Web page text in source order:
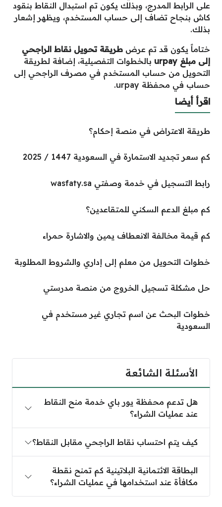
على الرابط المدرج، وبذلك يكون تم استبدال النقاط بنقود
كاش بنجاح تضاف إلى حساب المستخدم، ويظهر إشعار
بذلك.
ختاماً يكون قد تم عرض طريقة تحويل نقاط الراجحي
إلى مبلغ urpay بالخطوات التفصيلية، إضافة لطريقة
التحويل من حساب المستخدم في مصرف الراجحي إلى
حساب في محفظة urpay.
اقرأ أيضا
طريقة الاعتراض في منصة إحكام؟
كم سعر تجديد الاستمارة في السعودية 1447 / 2025
رابط التسجيل في خدمة وصفتي wasfaty.sa
كم مبلغ الدعم السكني للمتقاعدين؟
كم قيمة مخالفة الانعطاف يمين والاشارة حمراء
خطوات التحويل من معلم إلى إداري والشروط المطلوبة
حل مشكلة تسجيل الخروج من منصة مدرستي
خطوات البحث عن اسم تجاري غير مستخدم في
السعودية
الأسئلة الشائعة
هل تدعم محفظة يور باي خدمة منح النقاط
عند عمليات الشراء؟
كيف يتم احتساب نقاط الراجحي مقابل النقاط؟
البطاقة الائتمانية البلاتينية كم تمنح نقطة
مكافأة عند استخدامها في عمليات الشراء؟